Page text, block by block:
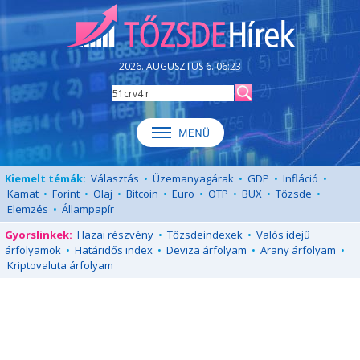
2026. AUGUSZTUS 6. 06:23
Kiemelt témák: Választás • Üzemanyagárak • GDP • Infláció •
Kamat • Forint • Olaj • Bitcoin • Euro • OTP • BUX • Tőzsde •
Elemzés • Állampapír
Gyorslinkek: Hazai részvény • Tőzsdeindexek • Valós idejű
árfolyamok • Határidős index • Deviza árfolyam • Arany árfolyam •
Kriptovaluta árfolyam